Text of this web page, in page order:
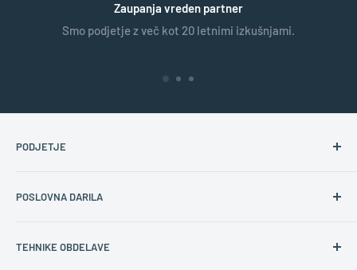
Zaupanja vreden partner
Smo podjetje z več kot 20 letnimi izkušnjami.
PODJETJE
Kontakt
Varovanje osebnih podatkov
POSLOVNA DARILA
Ustrezna poslovna darila
TEHNIKE OBDELAVE